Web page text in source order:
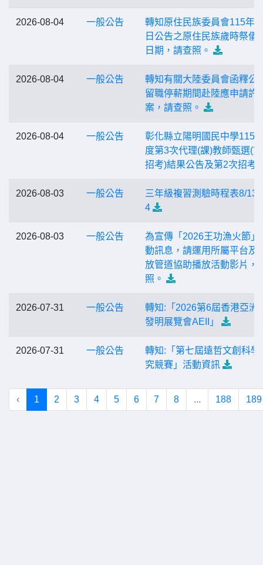
2026-08-04 一般公告
轉知原住民族委員會115年7
日公告之原住民族歲時祭儀
日期，請查照。
2026-08-04 一般公告
轉知有關大陸委員會函釋公
留職停薪期間赴陸應申請許
案，請查照。
2026-08-04 一般公告
彰化縣立陽明國民中學115
度第3次代理(課)教師甄選(
招考)結果公告及第2次招考
2026-08-03 一般公告
三年級複習測驗時程表8/13-
4
2026-08-03 一般公告
為宣傳「2026王功漁火節」
動訊息，請運用所屬平台及
放管道協助播放活動影片，
照。
2026-07-31 一般公告
轉知:「2026第6屆香港亞洲
發明展覽會AEII」
2026-07-31 一般公告
轉知:「第七屆遠哲文創科學
究競賽」活動資訊
‹ 1 2 3 4 5 6 7 8 ... 188 189